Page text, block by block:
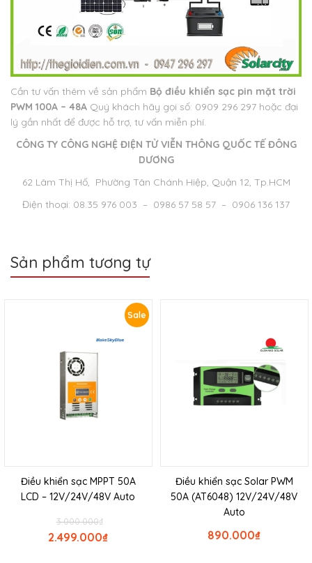
Cần tư vấn thêm về sản phẩm Bộ điều khiển sạc pin mặt trời
PWM 100A – 48A Quý khách hãy gọi số: 0909 296 297 hoặc đại
lý gần nhất để được hỗ trợ, tư vấn miễn phí.
CÔNG TY CÔNG NGHỆ ĐIỆN TỬ VIỄN THÔNG QUỐC TẾ ĐÔNG
DƯƠNG
62 Lâm Thị Hố, Phường Tân Chánh Hiệp, Quận 12, Tp.HCM
Điện thoại: 08.35 976 003 – 0986 57 58 57 – 0906 136 137
Sản phẩm tương tự
Sale
Điều khiển sạc MPPT 50A
LCD – 12V/24V/48V Auto
₫
3.000.000
₫
2.499.000
Điều khiển sạc Solar PWM
50A (AT6048) 12V/24V/48V
Auto
₫
890.000